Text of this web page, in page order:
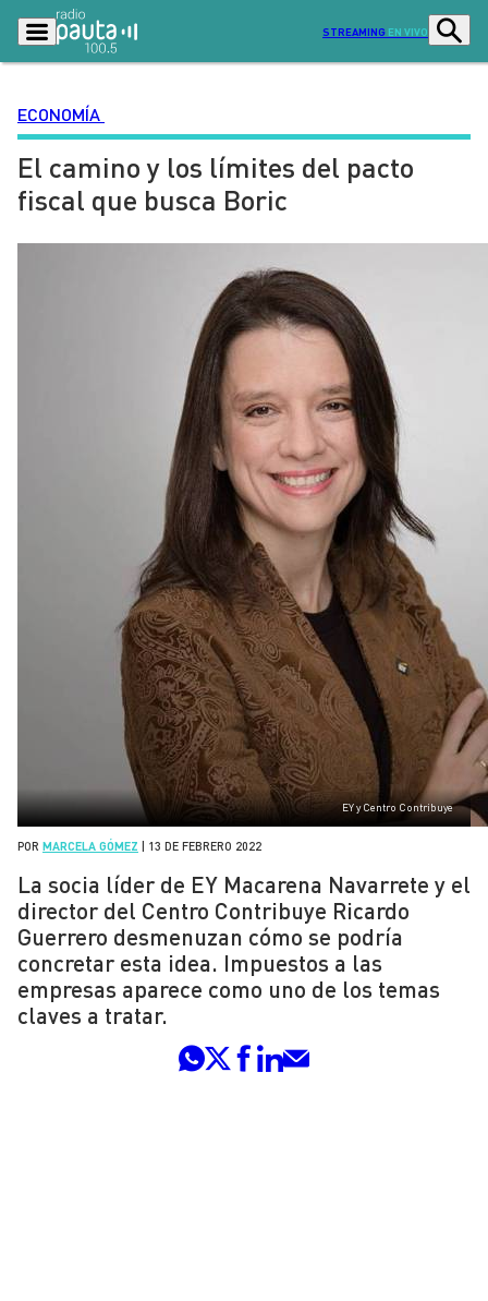
STREAMING EN VIVO
Podcasts Programas
Lo Último
Ciudad Economía
Entretención y Cultura
Contenido Patrocinado
ECONOMÍA
El camino y los límites del pacto
fiscal que busca Boric
EY y Centro Contribuye
POR MARCELA GÓMEZ 13 DE FEBRERO 2022
La socia líder de EY Macarena Navarrete y el
director del Centro Contribuye Ricardo
Guerrero desmenuzan cómo se podría
concretar esta idea. Impuestos a las
empresas aparece como uno de los temas
claves a tratar.